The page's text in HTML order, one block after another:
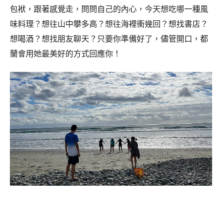
包袱，跟著感覺走，問問自己的內心，今天想吃哪一種風
味料理？想往山中攀多高？想往海裡衝幾回？想找書店？
想喝酒？想找朋友聊天？只要你準備好了，儘管開口，都
蘭會用她最美好的方式回應你！